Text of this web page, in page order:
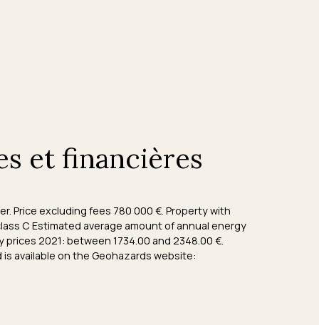
et financières
Price excluding fees 780 000 €. Property with
C Estimated average amount of annual energy
2021: between 1734.00 and 2348.00 €.
available on the Geohazards website: